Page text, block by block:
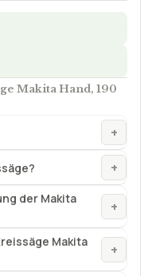
Makita Hand, 190
+
+
der Makita
+
Makita
+